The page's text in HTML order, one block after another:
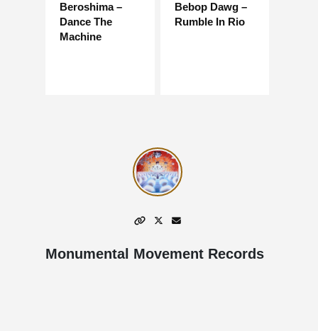
Beroshima –
Dance The
Machine
Bebop Dawg –
Rumble In Rio
Monumental Movement Records